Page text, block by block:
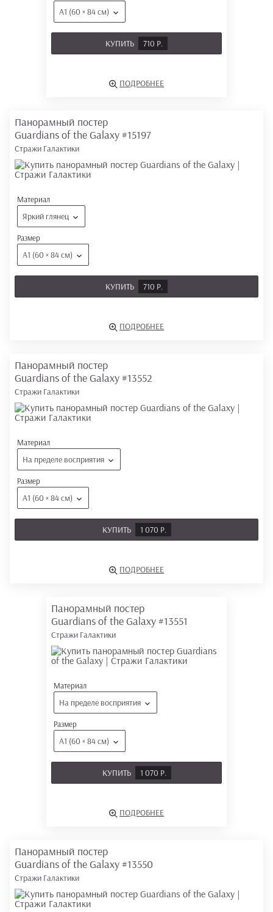
А1 (60 × 84 см)
КУПИТЬ 710 Р.
ПОДРОБНЕЕ
Панорамный постер
Guardians of the Galaxy #15197
Стражи Галактики
Материал
Яркий глянец
Размер
А1 (60 × 84 см)
КУПИТЬ 710 Р.
ПОДРОБНЕЕ
Панорамный постер
Guardians of the Galaxy #13552
Стражи Галактики
Материал
На пределе восприятия
Размер
А1 (60 × 84 см)
КУПИТЬ 1 070 Р.
ПОДРОБНЕЕ
Панорамный постер
Guardians of the Galaxy #13551
Стражи Галактики
Материал
На пределе восприятия
Размер
А1 (60 × 84 см)
КУПИТЬ 1 070 Р.
ПОДРОБНЕЕ
Панорамный постер
Guardians of the Galaxy #13550
Стражи Галактики